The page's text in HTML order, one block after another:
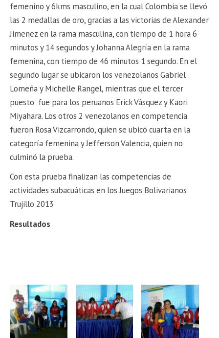
femenino y 6kms masculino, en la cual Colombia se llevó
las 2 medallas de oro, gracias a las victorias de Alexander
Jimenez en la rama masculina, con tiempo de 1 hora 6
minutos y 14 segundos y Johanna Alegría en la rama
femenina, con tiempo de 46 minutos 1 segundo. En el
segundo lugar se ubicaron los venezolanos Gabriel
Lomeña y Michelle Rangel, mientras que el tercer
puesto fue para los peruanos Erick Vásquez y Kaori
Miyahara. Los otros 2 venezolanos en competencia
fueron Rosa Vizcarrondo, quien se ubicó cuarta en la
categoría femenina y Jefferson Valencia, quien no
culminó la prueba.
Con esta prueba finalizan las competencias de
actividades subacuáticas en los Juegos Bolivarianos
Trujillo 2013
Resultados